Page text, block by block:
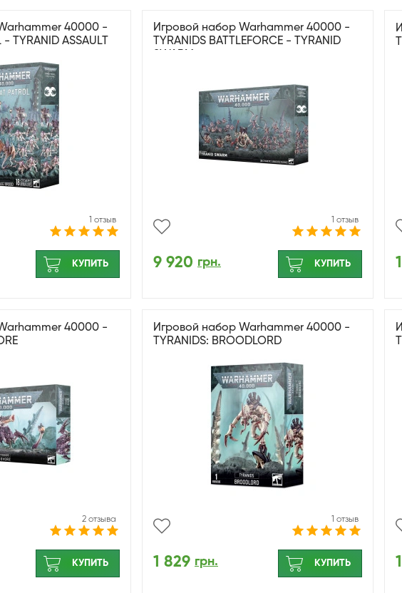
40000 -
TYRANID ASSAULT
1 отзыв
КУПИТЬ
Игровой набор Warhammer 40000 -
TYRANIDS BATTLEFORCE - TYRANID
1 отзыв
9 920 грн. КУПИТЬ
40000 -
2 отзыва
КУПИТЬ
Игровой набор Warhammer 40000 -
TYRANIDS: BROODLORD
1 отзыв
1 829 грн. КУПИТЬ